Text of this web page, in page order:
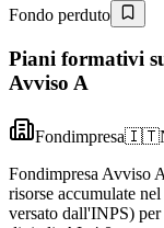
Fondo perduto
Piani formativi
Avviso A
Fondimpresa🇮🇹
Fondimpresa Avviso
risorse accumulate
versato dall'INPS)